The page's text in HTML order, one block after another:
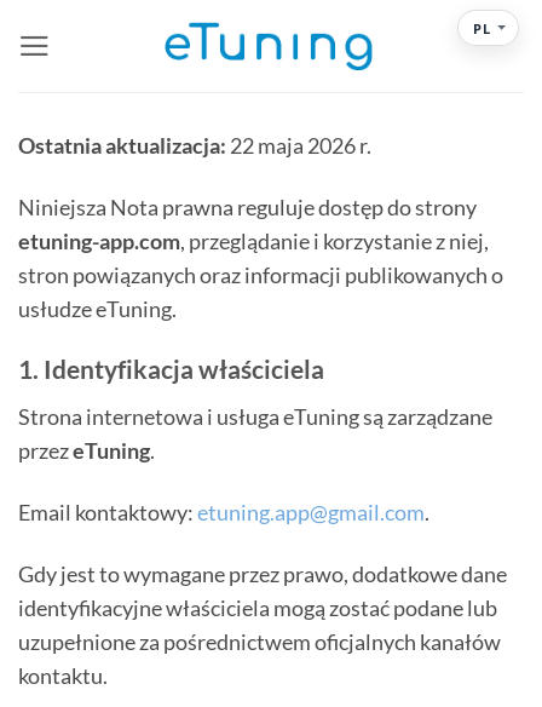
do
Ostatnia aktualizacja: 22 maja 2026 r.
Niniejsza Nota prawna reguluje dostęp do strony
etuning-app.com, przeglądanie i korzystanie z niej,
stron powiązanych oraz informacji publikowanych o
usłudze eTuning.
1. Identyfikacja właściciela
Strona internetowa i usługa eTuning są zarządzane
przezeTuning.
Email kontaktowy:etuning.app@gmail.com.
Gdy jest to wymagane przez prawo, dodatkowe dane
identyfikacyjne właściciela mogą zostać podane lub
uzupełnione za pośrednictwem oficjalnych kanałów
kontaktu.
PL